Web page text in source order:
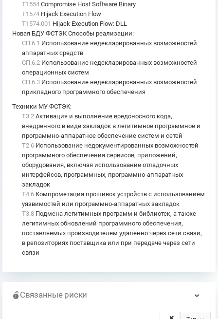
T1554 Compromise Host Software Binary
T1574 Hijack Execution Flow
T1574.001 Hijack Execution Flow: DLL
Новая БДУ ФСТЭК Способы реализации:
СП.6.1 Использование недекларированных возможностей
аппаратных средств
СП.6.2 Использование недекларированных возможностей
операционных систем
СП.6.3 Использование недекларированных возможностей
прикладного программного обеспечения
Техники МУ ФСТЭК:
T3.2 Активация и выполнение вредоносного кода,
внедренного в виде закладок в легитимное программное и
программно-аппаратное обеспечение систем и сетей
T2.6 Использование недокументированных возможностей
программного обеспечения сервисов, приложений,
оборудования, включая использование отладочных
интерфейсов, программных, программно-аппаратных
закладок
T4.6 Компрометация прошивок устройств с использованием
уязвимостей или программно-аппаратных закладок
T3.8 Подмена легитимных программ и библиотек, а также
легитимных обновлений программного обеспечения,
поставляемых производителем удаленно через сети связи,
в репозиториях поставщика или при передаче через сети
связи
Связанные риски